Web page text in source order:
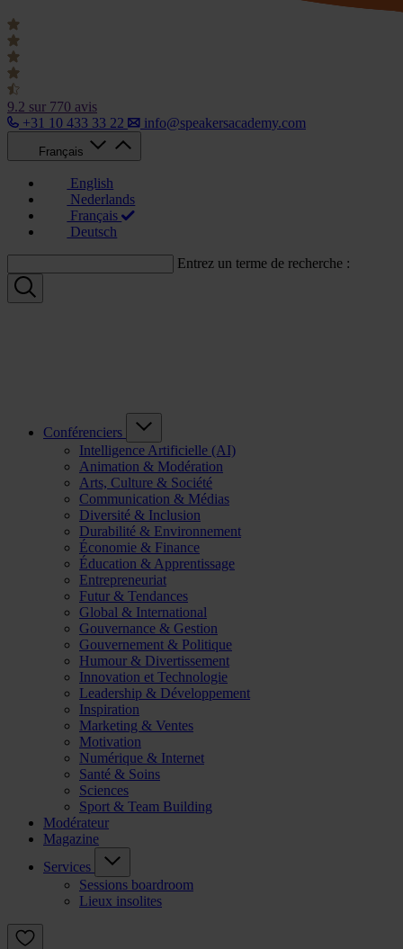
9.2 sur 770 avis
+31 10 433 33 22
info@speakersacademy.com
Français
English
Nederlands
Français
Deutsch
Entrez un terme de recherche :
Conférenciers
Intelligence Artificielle (AI)
Animation & Modération
Arts, Culture & Société
Communication & Médias
Diversité & Inclusion
Durabilité & Environnement
Économie & Finance
Éducation & Apprentissage
Entrepreneuriat
Futur & Tendances
Global & International
Gouvernance & Gestion
Gouvernement & Politique
Humour & Divertissement
Innovation et Technologie
Leadership & Développement
Inspiration
Marketing & Ventes
Motivation
Numérique & Internet
Santé & Soins
Sciences
Sport & Team Building
Modérateur
Magazine
Services
Sessions boardroom
Lieux insolites